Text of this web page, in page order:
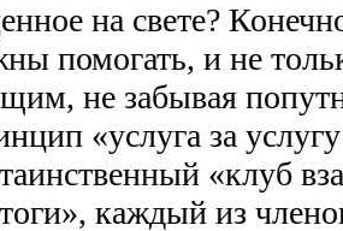
на свете?
помогать, и не
не забывая
«услуга за
«клуб
каждый из